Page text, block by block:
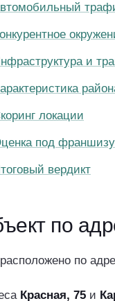
и
локации
под
вердикт
по
по
Красная, 75 и